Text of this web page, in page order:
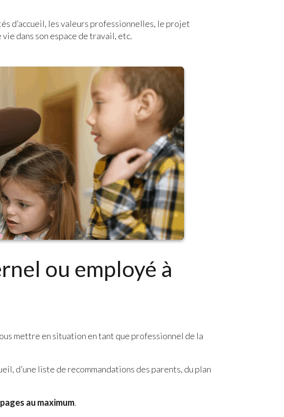
d’accueil, les valeurs professionnelles, le projet
dans son espace de travail, etc.
ou employé à
mettre en situation en tant que professionnel de la
d’une liste de recommandations des parents, du plan
au maximum.